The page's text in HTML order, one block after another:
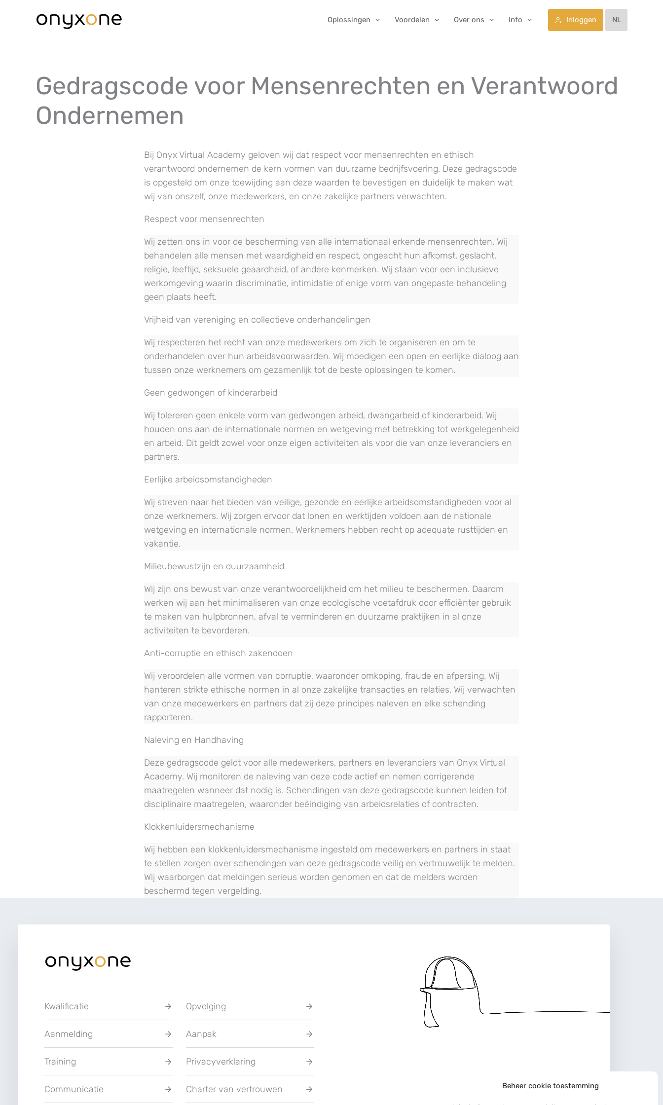
Beheer cookie toestemming
Oplossingen Voordelen Over ons Info Inloggen NL
Gedragscode voor Mensenrechten en Verantwoord
Ondernemen
Bij Onyx Virtual Academy geloven wij dat respect voor mensenrechten en ethisch
verantwoord ondernemen de kern vormen van duurzame bedrijfsvoering. Deze gedragscode
is opgesteld om onze toewijding aan deze waarden te bevestigen en duidelijk te maken wat
wij van onszelf, onze medewerkers, en onze zakelijke partners verwachten.
Respect voor mensenrechten
Wij zetten ons in voor de bescherming van alle internationaal erkende mensenrechten. Wij
behandelen alle mensen met waardigheid en respect, ongeacht hun afkomst, geslacht,
religie, leeftijd, seksuele geaardheid, of andere kenmerken. Wij staan voor een inclusieve
werkomgeving waarin discriminatie, intimidatie of enige vorm van ongepaste behandeling
geen plaats heeft.
Vrijheid van vereniging en collectieve onderhandelingen
Wij respecteren het recht van onze medewerkers om zich te organiseren en om te
onderhandelen over hun arbeidsvoorwaarden. Wij moedigen een open en eerlijke dialoog aan
tussen onze werknemers om gezamenlijk tot de beste oplossingen te komen.
Geen gedwongen of kinderarbeid
Wij tolereren geen enkele vorm van gedwongen arbeid, dwangarbeid of kinderarbeid. Wij
houden ons aan de internationale normen en wetgeving met betrekking tot werkgelegenheid
en arbeid. Dit geldt zowel voor onze eigen activiteiten als voor die van onze leveranciers en
partners.
Eerlijke arbeidsomstandigheden
Wij streven naar het bieden van veilige, gezonde en eerlijke arbeidsomstandigheden voor al
onze werknemers. Wij zorgen ervoor dat lonen en werktijden voldoen aan de nationale
wetgeving en internationale normen. Werknemers hebben recht op adequate rusttijden en
vakantie.
Milieubewustzijn en duurzaamheid
Wij zijn ons bewust van onze verantwoordelijkheid om het milieu te beschermen. Daarom
werken wij aan het minimaliseren van onze ecologische voetafdruk door efficiënter gebruik
te maken van hulpbronnen, afval te verminderen en duurzame praktijken in al onze
activiteiten te bevorderen.
Anti-corruptie en ethisch zakendoen
Wij veroordelen alle vormen van corruptie, waaronder omkoping, fraude en afpersing. Wij
hanteren strikte ethische normen in al onze zakelijke transacties en relaties. Wij verwachten
van onze medewerkers en partners dat zij deze principes naleven en elke schending
rapporteren.
Naleving en Handhaving
Deze gedragscode geldt voor alle medewerkers, partners en leveranciers van Onyx Virtual
Academy. Wij monitoren de naleving van deze code actief en nemen corrigerende
maatregelen wanneer dat nodig is. Schendingen van deze gedragscode kunnen leiden tot
disciplinaire maatregelen, waaronder beëindiging van arbeidsrelaties of contracten.
Klokkenluidersmechanisme
Wij hebben een klokkenluidersmechanisme ingesteld om medewerkers en partners in staat
te stellen zorgen over schendingen van deze gedragscode veilig en vertrouwelijk te melden.
Wij waarborgen dat meldingen serieus worden genomen en dat de melders worden
beschermd tegen vergelding.
Kwalificatie Opvolging
Aanmelding Aanpak
Training Privacyverklaring
Communicatie Charter van vertrouwen